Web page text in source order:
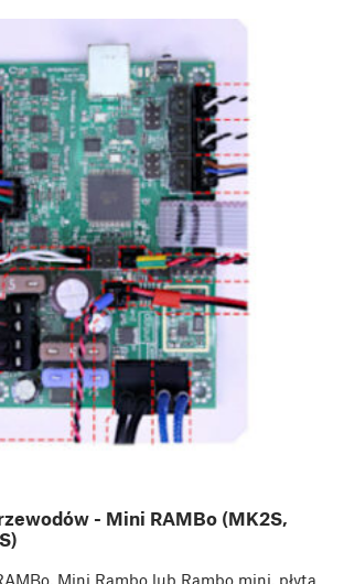
- Mini RAMBo (MK2S,
Mini Rambo lub Rambo mini, płyta